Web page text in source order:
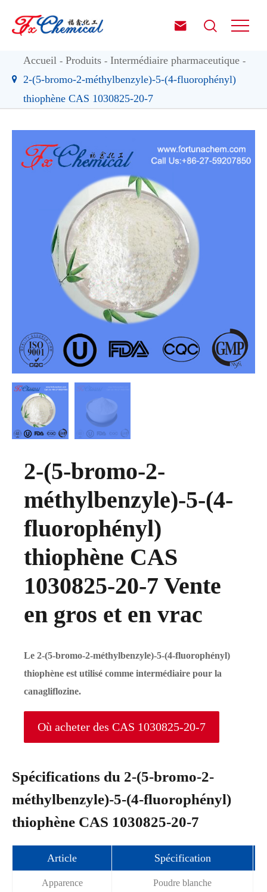
 
Accueil Produits
Intermédiaire pharmaceutique
2-(5-bromo-2-méthylbenzyle)-5-(4-fluorophényl)
thiophène CAS 1030825-20-7
2-(5-bromo-2-
méthylbenzyle)-5-(4-
fluorophényl)
thiophène CAS
1030825-20-7 Vente
en gros et en vrac
Le 2-(5-bromo-2-méthylbenzyle)-5-(4-fluorophényl)
thiophène est utilisé comme intermédiaire pour la
canagliflozine.
Où acheter des CAS 1030825-20-7
Spécifications du 2-(5-bromo-2-
méthylbenzyle)-5-(4-fluorophényl)
thiophène CAS 1030825-20-7
Article Spécification
Apparence Poudre blanche